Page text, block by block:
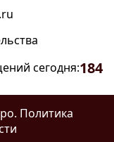
сегодня:184
Политика